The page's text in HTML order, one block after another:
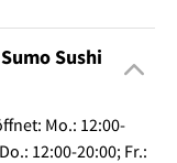
Sushi
Mo.: 12:00-
12:00-20:00; Fr.: